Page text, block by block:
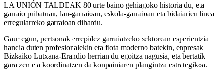
LA UNIÓN TALDEAK 80 urte baino gehiagoko historia du, eta
garraio pribatuan, lan-garraioan, eskola-garraioan eta bidaiarien linea
erregularreko garraioan dihardu.
Gaur egun, pertsonak errepidez garraiatzeko sektorean esperientzia
handia duten profesionalekin eta flota moderno batekin, enpresak
Bizkaiko Lutxana-Erandio herrian du egoitza nagusia, eta bertatik
garatzen eta koordinatzen da konpainiaren plangintza estrategikoa.